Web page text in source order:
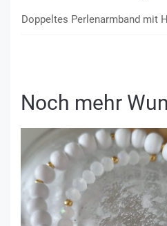
Doppeltes Perlenarmband mit
Noch mehr